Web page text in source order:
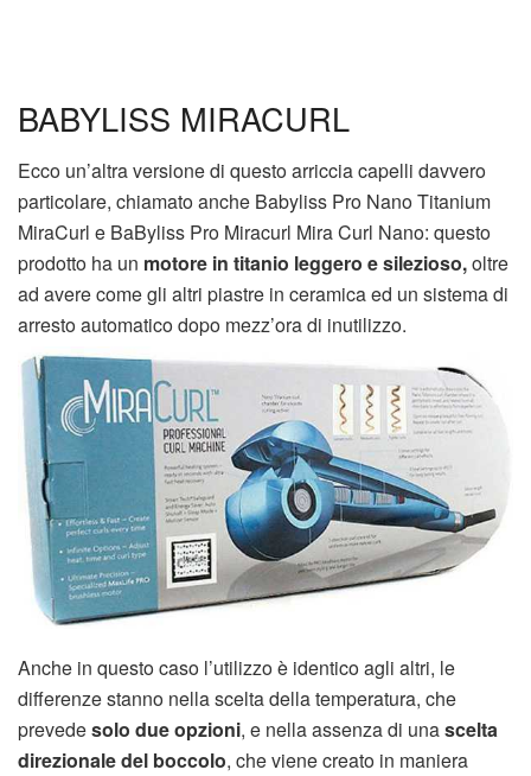
BABYLISS MIRACURL
Ecco un’altra versione di questo arriccia capelli davvero
particolare, chiamato anche Babyliss Pro Nano Titanium
MiraCurl e BaByliss Pro Miracurl Mira Curl Nano: questo
prodotto ha un motore in titanio leggero e silezioso,oltre
ad avere come gli altri piastre in ceramica ed un sistema di
arresto automatico dopo mezz’ora di inutilizzo.
Anche in questo caso l’utilizzo è identico agli altri, le
differenze stanno nella scelta della temperatura, che
prevedesolo due opzioni, e nella assenza di unascelta
direzionale del boccolo, che viene creato in maniera